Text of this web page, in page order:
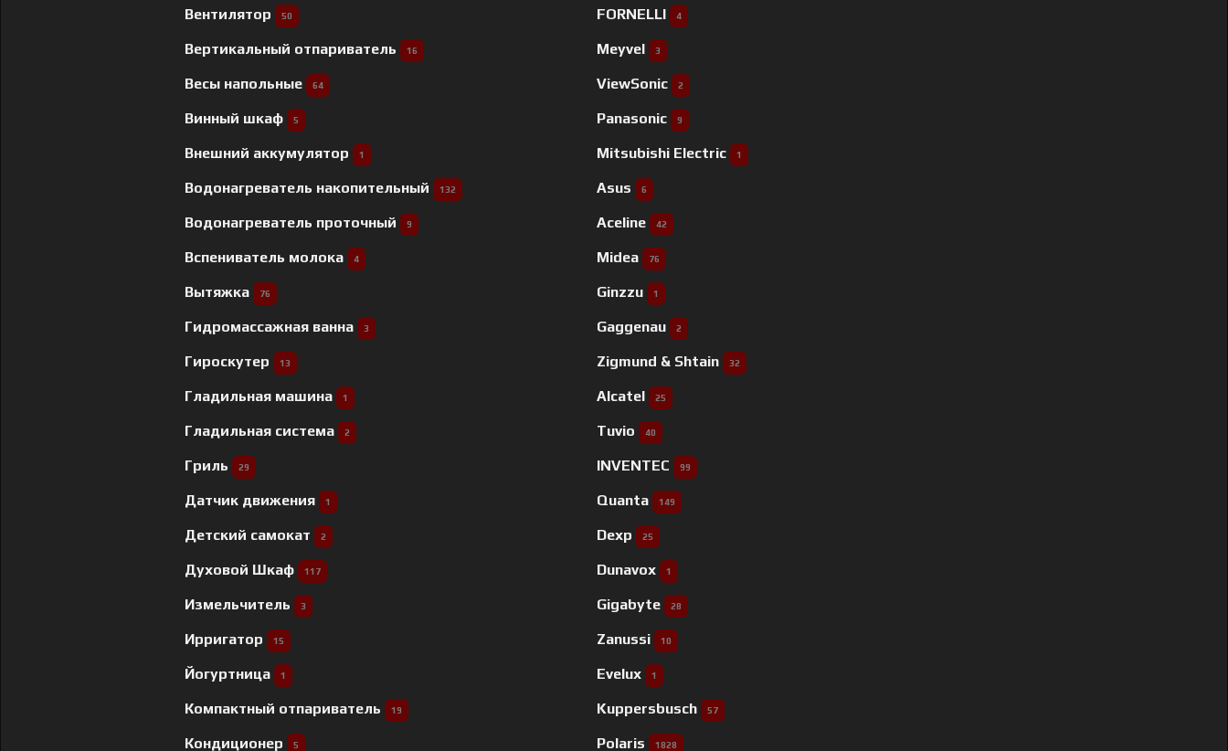
Вентилятор 50
Вертикальный отпариватель 16
Весы напольные 64
Винный шкаф 5
Внешний аккумулятор 1
Водонагреватель накопительный 132
Водонагреватель проточный 9
Вспениватель молока 4
Вытяжка 76
Гидромассажная ванна 3
Гироскутер 13
Гладильная машина 1
Гладильная система 2
Гриль 29
Датчик движения 1
Детский самокат 2
Духовой Шкаф 117
Измельчитель 3
Ирригатор 15
Йогуртница 1
Компактный отпариватель 19
Кондиционер 5
FORNELLI 4
Meyvel 3
ViewSonic 2
Panasonic 9
Mitsubishi Electric 1
Asus 6
Aceline 42
Midea 76
Ginzzu 1
Gaggenau 2
Zigmund & Shtain 32
Alcatel 25
Tuvio 40
INVENTEC 99
Quanta 149
Dexp 25
Dunavox 1
Gigabyte 28
Zanussi 10
Evelux 1
Kuppersbusch 57
Polaris 1828